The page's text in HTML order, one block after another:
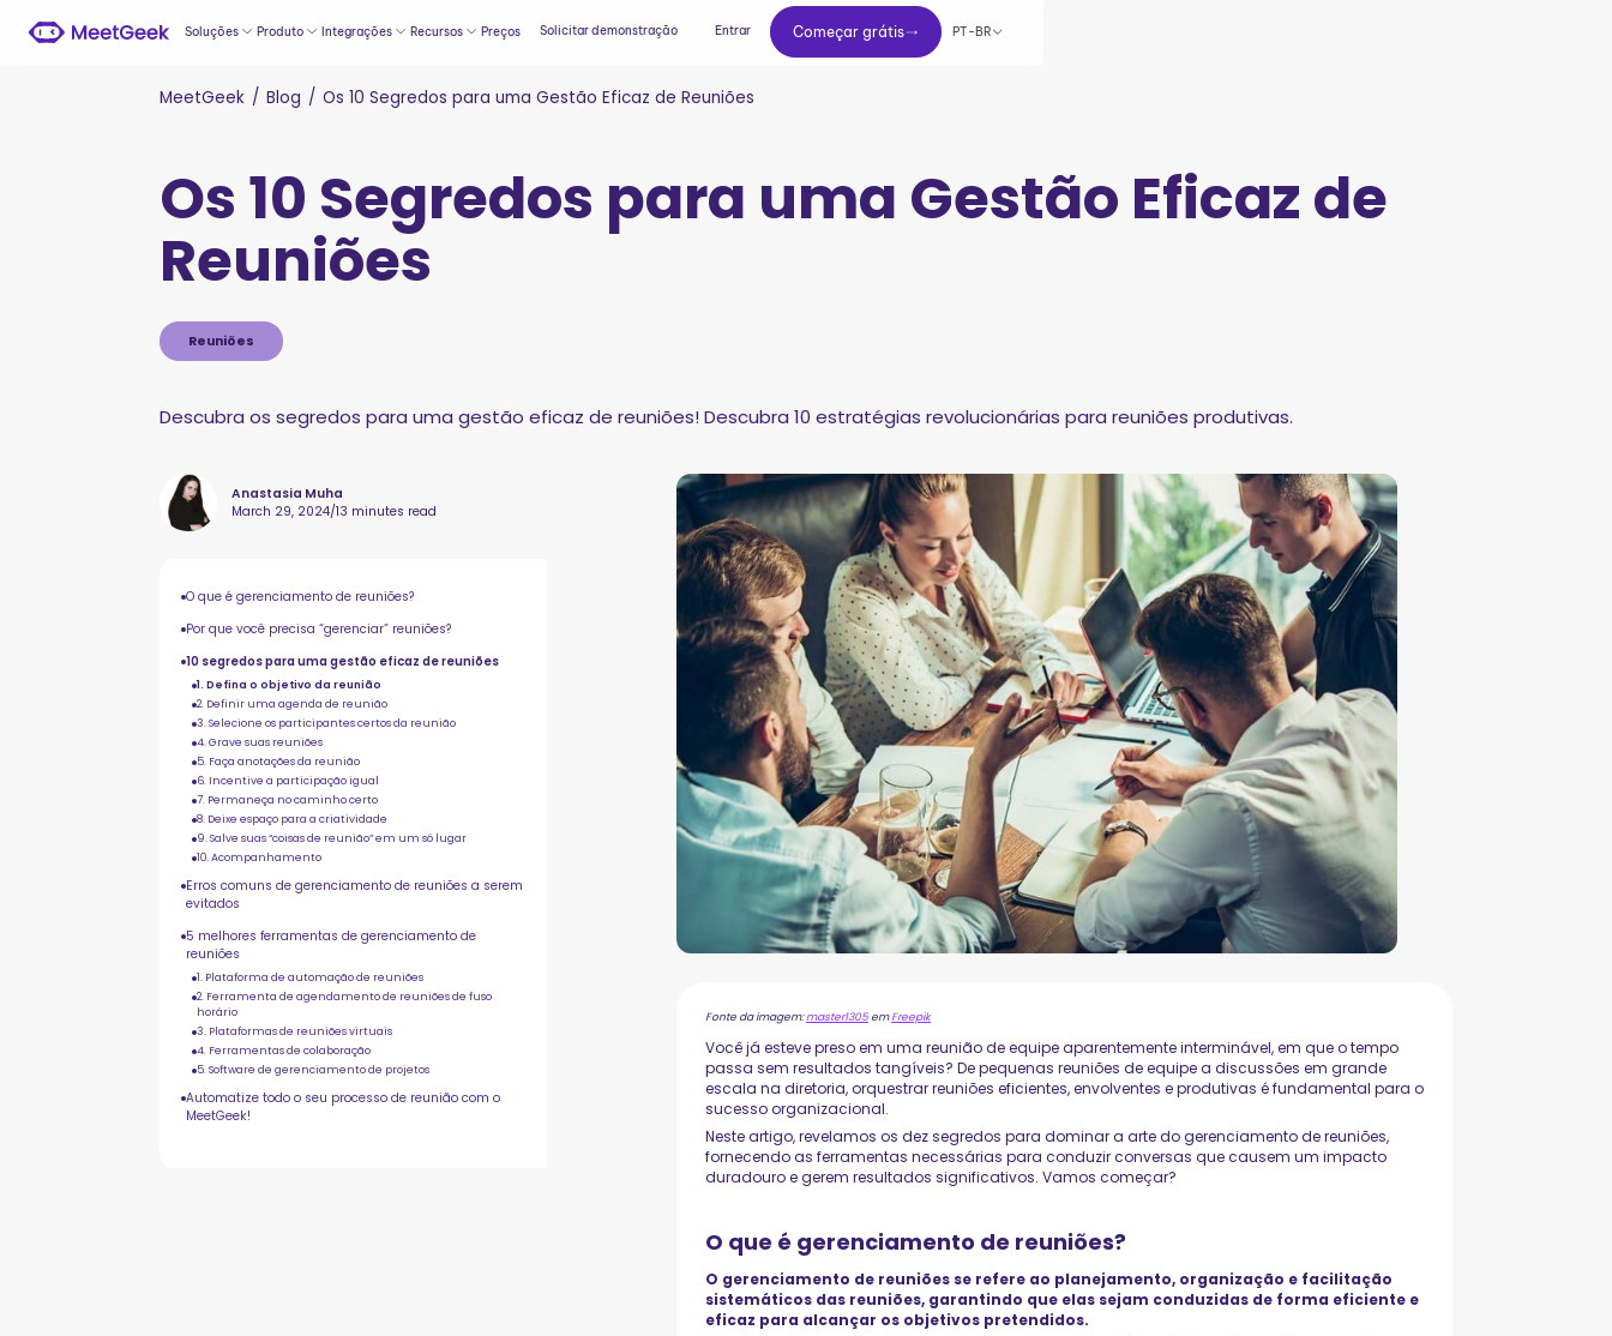
Soluções Produto Integrações Recursos Preços Solicitar demonstração Entrar Começar grátis
Começar grátis
PT-BR
MeetGeek / Blog / Os 10 Segredos para uma Gestão Eficaz de Reuniões
Os 10 Segredos para uma Gestão Eficaz de
Reuniões
Reuniões
Descubra os segredos para uma gestão eficaz de reuniões! Descubra 10 estratégias revolucionárias para reuniões produtivas.
Anastasia Muha
March 29, 2024/13 minutes read
O que é gerenciamento de reuniões?
Por que você precisa “gerenciar” reuniões?
10 segredos para uma gestão eficaz de reuniões
1. Defina o objetivo da reunião
2. Definir uma agenda de reunião
3. Selecione os participantes certos da reunião
4. Grave suas reuniões
5. Faça anotações da reunião
6. Incentive a participação igual
7. Permaneça no caminho certo
8. Deixe espaço para a criatividade
9. Salve suas “coisas de reunião” em um só lugar
10. Acompanhamento
Erros comuns de gerenciamento de reuniões a serem
evitados
5 melhores ferramentas de gerenciamento de
reuniões
1. Plataforma de automação de reuniões
2. Ferramenta de agendamento de reuniões de fuso
horário
3. Plataformas de reuniões virtuais
4. Ferramentas de colaboração
5. Software de gerenciamento de projetos
Automatize todo o seu processo de reunião com o
MeetGeek!
Fonte da imagem:master1305emFreepik
Você já esteve preso em uma reunião de equipe aparentemente interminável, em que o tempo
passa sem resultados tangíveis? De pequenas reuniões de equipe a discussões em grande
escala na diretoria, orquestrar reuniões eficientes, envolventes e produtivas é fundamental para o
sucesso organizacional.
Neste artigo, revelamos os dez segredos para dominar a arte do gerenciamento de reuniões,
fornecendo as ferramentas necessárias para conduzir conversas que causem um impacto
duradouro e gerem resultados significativos. Vamos começar?
O que é gerenciamento de reuniões?
O gerenciamento de reuniões se refere ao planejamento, organização e facilitação
sistemáticos das reuniões, garantindo que elas sejam conduzidas de forma eficiente e
eficaz para alcançar os objetivos pretendidos.